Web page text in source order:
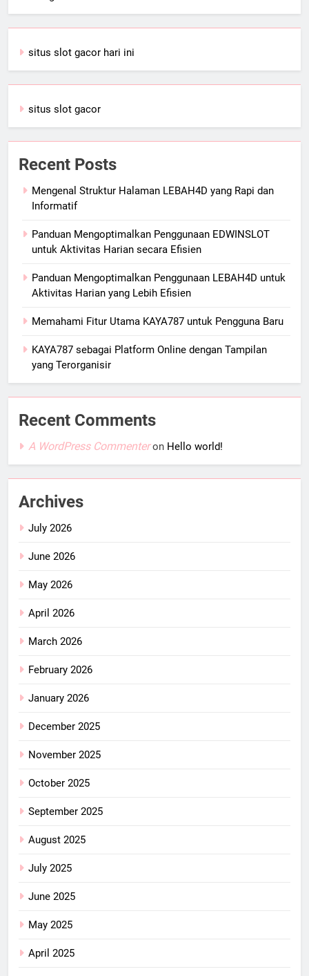
situs slot gacor hari ini
situs slot gacor
Recent Posts
Mengenal Struktur Halaman LEBAH4D yang Rapi dan
Informatif
Panduan Mengoptimalkan Penggunaan EDWINSLOT
untuk Aktivitas Harian secara Efisien
Panduan Mengoptimalkan Penggunaan LEBAH4D untuk
Aktivitas Harian yang Lebih Efisien
Memahami Fitur Utama KAYA787 untuk Pengguna Baru
KAYA787 sebagai Platform Online dengan Tampilan
yang Terorganisir
Recent Comments
A WordPress Commenteron Hello world!
Archives
July 2026
June 2026
May 2026
April 2026
March 2026
February 2026
January 2026
December 2025
November 2025
October 2025
September 2025
August 2025
July 2025
June 2025
May 2025
April 2025